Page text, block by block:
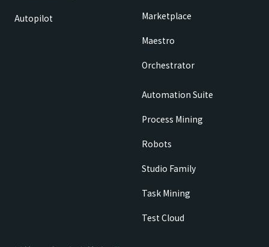
Autopilot Marketplace
Maestro
Orchestrator
Automation Suite
Process Mining
Robots
Studio Family
Task Mining
Test Cloud